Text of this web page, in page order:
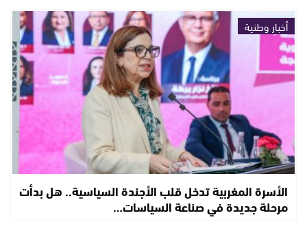
أخبار وطنية
الأسرة المغربية تدخل قلب الأجندة السياسية.. هل بدأت
مرحلة جديدة في صناعة السياسات…